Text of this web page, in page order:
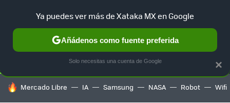
SELECCIÓN GAMING HOME AUTO TERRITORIO
HOY SE HABLA DE
Mercado Libre IA Samsung NASA Robot Wifi
×
Ya puedes ver más de Xataka MX en Google
Añádenos como fuente preferida
Solo necesitas una cuenta de Google